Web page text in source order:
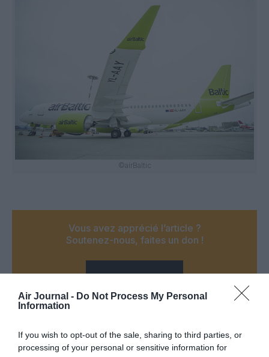
Air Journal - Do Not Process My Personal
Information
If you wish to opt-out of the sale, sharing to third parties, or
processing of your personal or sensitive information for
©airBaltic
Vous avez apprécié l’article ?
Soutenez-nous, faites un don !
PARTAGER L'ARTICLE